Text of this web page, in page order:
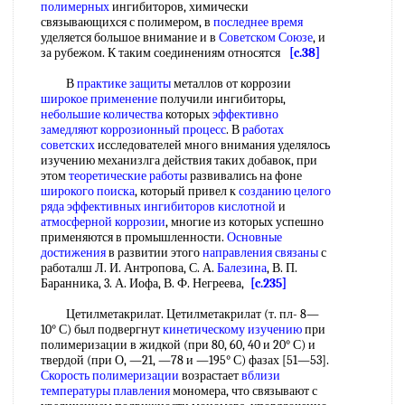
полимерныхингибиторов, химически
связывающихся с полимером, в последнее время
уделяется большое внимание и в Советском Союзе, и
за рубежом. К таким соединениям относятся
[c.38]
Впрактике защитыметаллов от коррозии
широкое применениеполучили ингибиторы,
небольшие количествакоторыхэффективно
замедляюткоррозионный процесс. Вработах
советскихисследователей много внимания уделялось
изучению механизлга действия таких добавок, при
этомтеоретические работыразвивались на фоне
широкого поиска, который привел ксозданию целого
ряда эффективныхингибиторов кислотной и
атмосферной коррозии, многие из которых успешно
применяются в промышленности. Основные
достиженияв развитии этогонаправления связаныс
работалш Л. И. Антропова, С. А. Балезина, В. П.
Баранника, 3. А. Иофа, В. Ф. Негреева, [c.235]
Цетилметакрилат. Цетилметакрилат (т. пл- 8—
10° С) был подвергнуткинетическому изучениюпри
полимеризации в жидкой (при 80, 60, 40 и 20° С) и
твердой (при О, —21, —78 и —195° С) фазах [51—53].
Скорость полимеризации возрастаетвблизи
температуры плавлениямономера, что связывают с